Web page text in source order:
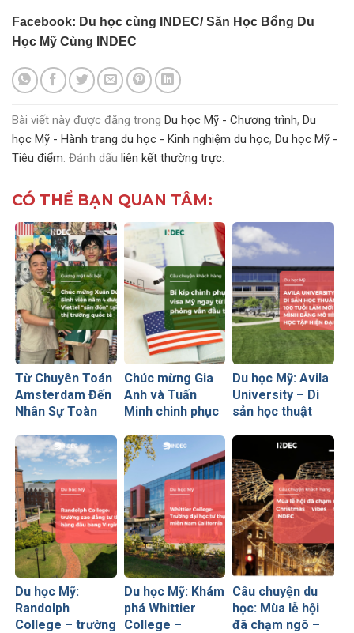
Facebook: Du học cùng INDEC/ Săn Học Bổng Du
Học Mỹ Cùng INDEC
Bài viết này được đăng trong Du học Mỹ - Chương trình, Du
học Mỹ - Hành trang du học - Kinh nghiệm du học, Du học Mỹ -
Tiêu điểm. Đánh dấu liên kết thường trực.
CÓ THỂ BẠN QUAN TÂM:
Từ Chuyên Toán
Amsterdam Đến
Nhân Sự Toàn
Peru: Khi Đích
Đến Rõ Ràng
Tạo Nên Thành
Công Vượt Bậc
Chúc mừng Gia
Anh và Tuấn
Minh chinh phục
ngay từ lần
phỏng vấn đầu
tiên
Du học Mỹ: Avila
University – Di
sản học thuật
mình bằng mô
hình học tập hiện
đại
Du học Mỹ:
Randolph
College – trường
Du học Mỹ: Khám
phá Whittier
College –
Câu chuyện du
học: Mùa lễ hội
đã chạm ngõ –